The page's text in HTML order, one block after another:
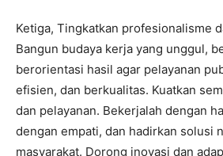
Ketiga, Tingkatkan profesionalisme
Bangun budaya kerja yang unggul,
berorientasi hasil agar pelayanan
efisien, dan berkualitas. Kuatkan
dan pelayanan. Bekerjalah dengan
dengan empati, dan hadirkan solusi
masyarakat. Dorong inovasi dan